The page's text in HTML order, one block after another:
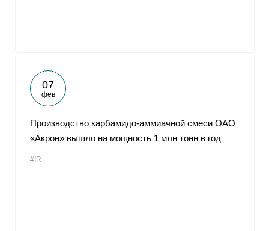
07
фев
Производство карбамидо-аммиачной смеси ОАО
«Акрон» вышло на мощность 1 млн тонн в год
#IR